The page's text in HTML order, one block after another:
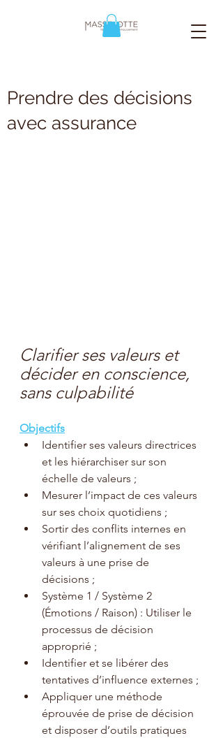
Prendre des décisions
avec assurance
Clarifier ses valeurs et
décider en conscience,
sans culpabilité
Objectifs
Identifier ses valeurs directrices
et les hiérarchiser sur son
échelle de valeurs ;
Mesurer l’impact de ces valeurs
sur ses choix quotidiens ;
Sortir des conflits internes en
vérifiant l’alignement de ses
valeurs à une prise de
décisions ;
Système 1 / Système 2
(Émotions / Raison) : Utiliser le
processus de décision
approprié ;
Identifier et se libérer des
tentatives d’influence externes ;
Appliquer une méthode
éprouvée de prise de décision
et disposer d’outils pratiques